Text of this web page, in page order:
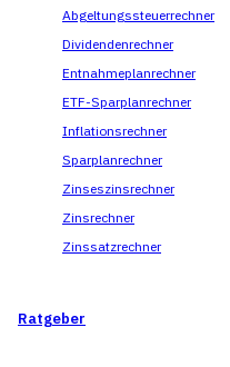
Abgeltungssteuerrechner
Dividendenrechner
Entnahmeplanrechner
ETF-Sparplanrechner
Inflationsrechner
Sparplanrechner
Zinseszinsrechner
Zinsrechner
Zinssatzrechner
Ratgeber